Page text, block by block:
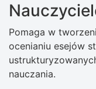
Pomaga w
ocenianiu esejów
nauczania.